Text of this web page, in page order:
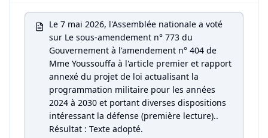
Le 7 mai 2026, l'Assemblée nationale a voté
sur Le sous-amendement n° 773 du
Gouvernement à l'amendement n° 404 de
Mme Youssouffa à l'article premier et rapport
annexé du projet de loi actualisant la
programmation militaire pour les années
2024 à 2030 et portant diverses dispositions
intéressant la défense (première lecture)..
Résultat : Texte adopté.